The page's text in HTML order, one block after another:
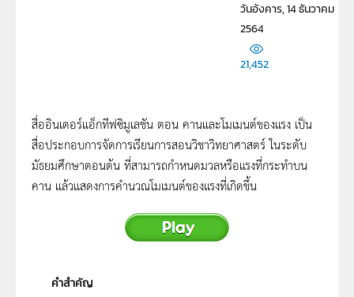
วันอังคาร, 14 ธันวาคม
2564
21,452
สื่ออินเตอร์แอ็กทีฟซิมูเลชัน ตอน คานและโมเมนต์ของแรง เป็น
สื่อประกอบการจัดการเรียนการสอนวิชาวิทยาศาสตร์ ในระดับ
มัธยมศึกษาตอนต้น ที่สามารถกำหนดมวลหรือแรงที่กระทำบน
คาน แล้วแสดงการคำนวณโมเมนต์ของแรงที่เกิดขึ้น
คำสำคัญ